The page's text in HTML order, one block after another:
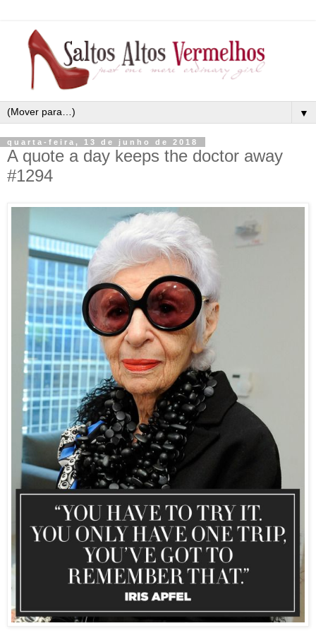
▼
quarta-feira, 13 de junho de 2018
A quote a day keeps the doctor away
#1294